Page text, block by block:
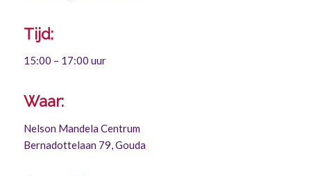
Tijd:
15:00 – 17:00 uur
Waar:
Nelson Mandela Centrum
Bernadottelaan 79, Gouda